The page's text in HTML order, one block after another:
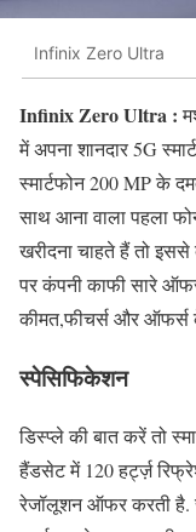
Infinix Zero Ultra
Infinix Zero Ultra :
में अपना शानदार 5G
स्मार्टफोन 200 MP के
साथ आना वाला पहला
खरीदना चाहते हैं तो
पर कंपनी काफी सारे
कीमत,फीचर्स और ऑफर्स
स्पेसिफिकेशन
डिस्प्ले की बात करें तो
हैंडसेट में 120 हर्ट्ज़
रेजॉलूशन ऑफर करती है.